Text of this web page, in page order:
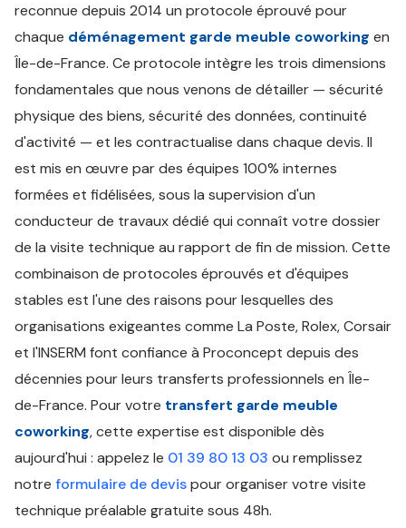
reconnue depuis 2014 un protocole éprouvé pour
chaque déménagement garde meuble coworking en
Île-de-France. Ce protocole intègre les trois dimensions
fondamentales que nous venons de détailler — sécurité
physique des biens, sécurité des données, continuité
d'activité — et les contractualise dans chaque devis. Il
est mis en œuvre par des équipes 100% internes
formées et fidélisées, sous la supervision d'un
conducteur de travaux dédié qui connaît votre dossier
de la visite technique au rapport de fin de mission. Cette
combinaison de protocoles éprouvés et d'équipes
stables est l'une des raisons pour lesquelles des
organisations exigeantes comme La Poste, Rolex, Corsair
et l'INSERM font confiance à Proconcept depuis des
décennies pour leurs transferts professionnels en Île-
de-France. Pour votre transfert garde meuble
coworking, cette expertise est disponible dès
aujourd'hui : appelez le 01 39 80 13 03 ou remplissez
notre formulaire de devispour organiser votre visite
technique préalable gratuite sous 48h.